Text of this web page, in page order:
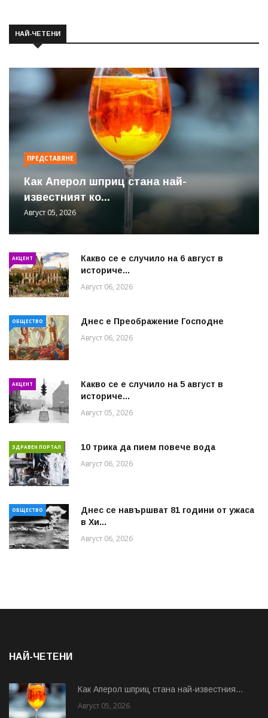
НАЙ-ЧЕТЕНИ
ПРЕДСТАВЯНЕ
Как Аперол шприц стана най-
известният ко...
Август 05, 2026
АКЦЕНТ
Какво се е случило на 6 август в
историче...
Август 06, 2026
ОБЩЕСТВО Днес е Преображение Господне
Август 06, 2026
АКЦЕНТ
Какво се е случило на 5 август в
историче...
Август 05, 2026
ЗДРАВЕН ПОРТАЛ 10 трика да пием повече вода
Август 06, 2026
ОБЩЕСТВО
Днес се навършват 81 години от ужаса
в Хи...
Август 06, 2026
НАЙ-ЧЕТЕНИ
Как Аперол шприц стана най-известния...
Август 05, 2026